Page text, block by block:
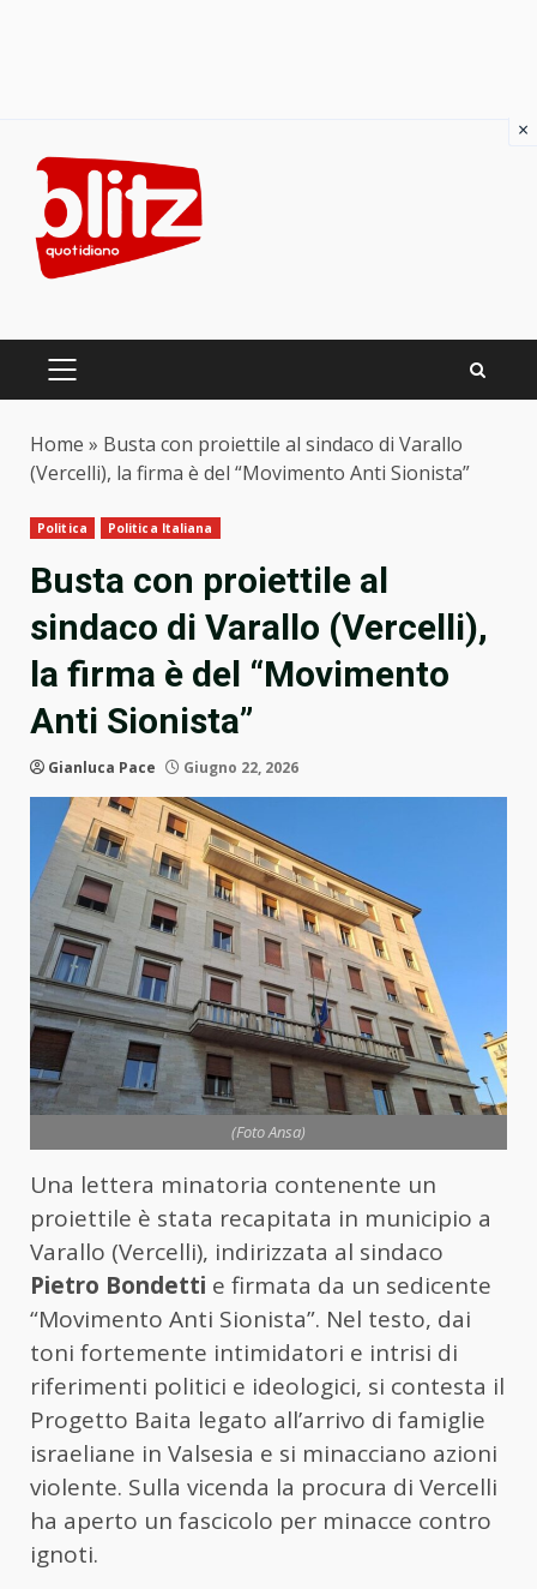
content
PRIMARY
Home » Busta con proiettile al sindaco di Varallo
(Vercelli), la firma è del “Movimento Anti Sionista”
Politica Politica Italiana
Busta con proiettile al
sindaco di Varallo (Vercelli),
la firma è del “Movimento
Anti Sionista”
Gianluca Pace Giugno 22, 2026
(Foto Ansa)
Una lettera minatoria contenente un
proiettile è stata recapitata in municipio a
Varallo (Vercelli), indirizzata al sindaco
Pietro Bondetti e firmata da un sedicente
“Movimento Anti Sionista”. Nel testo, dai
toni fortemente intimidatori e intrisi di
riferimenti politici e ideologici, si contesta il
Progetto Baita legato all’arrivo di famiglie
israeliane in Valsesia e si minacciano azioni
violente. Sulla vicenda la procura di Vercelli
ha aperto un fascicolo per minacce contro
ignoti.
×